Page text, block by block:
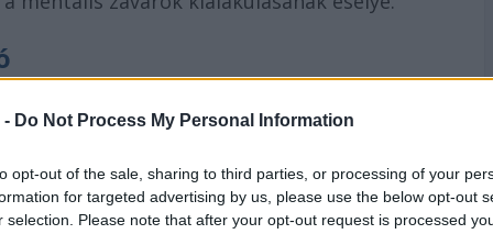
- Do Not Process My Personal Information
opt-out of the sale, sharing to third parties, or processing of your
for targeted advertising by us, please use the below opt-out
selection. Please note that after your opt-out request is processed
placentában, így a magzat már a fejlődés